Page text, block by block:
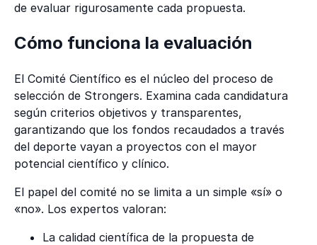
de evaluar rigurosamente cada propuesta.
Cómo funciona la evaluación
El Comité Científico es el núcleo del proceso de
selección de Strongers. Examina cada candidatura
según criterios objetivos y transparentes,
garantizando que los fondos recaudados a través
del deporte vayan a proyectos con el mayor
potencial científico y clínico.
El papel del comité no se limita a un simple «sí» o
«no». Los expertos valoran:
La calidad científica de la propuesta de